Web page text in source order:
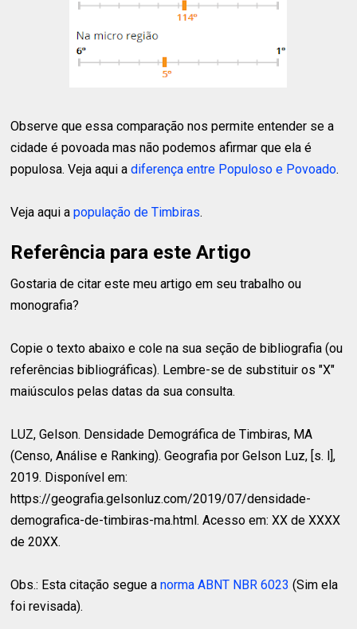
Observe que essa comparação nos permite entender se a
cidade é povoada mas não podemos afirmar que ela é
populosa. Veja aqui adiferença entre Populoso e Povoado.
Veja aqui apopulação de Timbiras.
Referência para este Artigo
Gostaria de citar este meu artigo em seu trabalho ou
monografia?
Copie o texto abaixo e cole na sua seção de bibliografia (ou
referências bibliográficas). Lembre-se de substituir os "X"
maiúsculos pelas datas da sua consulta.
LUZ, Gelson. Densidade Demográfica de Timbiras, MA
(Censo, Análise e Ranking). Geografia por Gelson Luz, [s. l],
2019. Disponível em:
https://geografia.gelsonluz.com/2019/07/densidade-
demografica-de-timbiras-ma.html. Acesso em: XX de XXXX
de 20XX.
Obs.: Esta citação segue anorma ABNT NBR 6023 (Sim ela
foi revisada).